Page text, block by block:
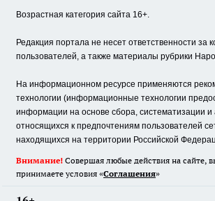
Возрастная категория сайта 16+.
Редакция портала не несет ответственности за
пользователей, а также материалы рубрики
На информационном ресурсе применяются
технологии (информационные технологии
информации на основе сбора, систематизации и
относящихся к предпочтениям пользователей
находящихся на территории Российской
Внимание! Совершая любые действия на сайте,
принимаете условия «Cоглашения»